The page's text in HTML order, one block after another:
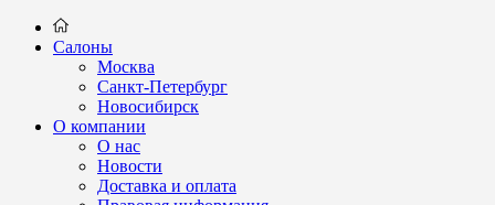
Салоны
Москва
Санкт-Петербург
Новосибирск
О компании
О нас
Новости
Доставка и оплата